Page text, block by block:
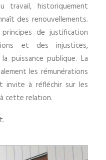
travail, historiquement
des renouvellements.
de justification
et des injustices,
puissance publique. La
les rémunérations
invite à réfléchir sur les
cette relation.